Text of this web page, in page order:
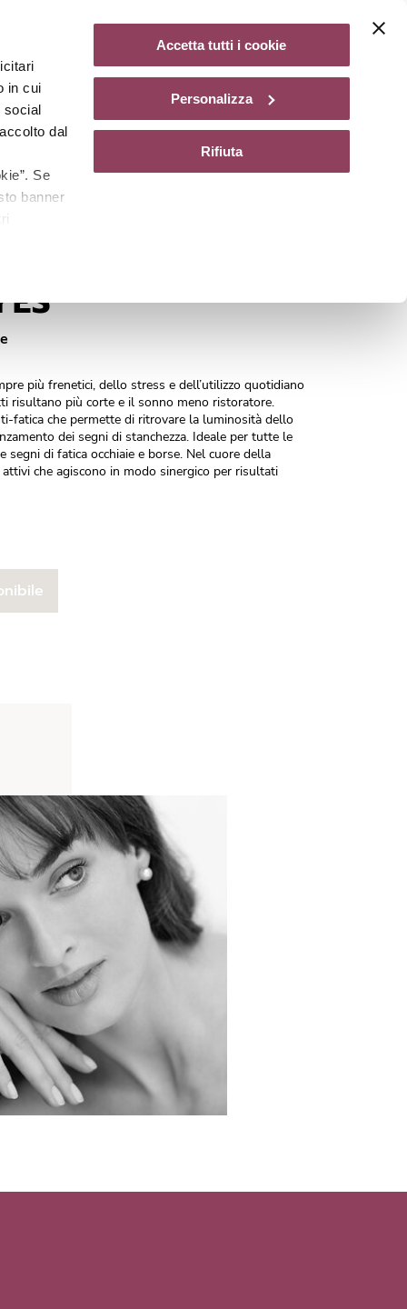
in cui
social
dal
Se
banner
Accetta tutti i cookie
Personalizza
Rifiuta
Non disponibile
più frenetici, dello stress e dell’utilizzo quotidiano
risultano più corte e il sonno meno ristoratore.
fatica che permette di ritrovare la luminosità dello
dei segni di stanchezza. Ideale per tutte le
segni di fatica occhiaie e borse. Nel cuore della
che agiscono in modo sinergico per risultati